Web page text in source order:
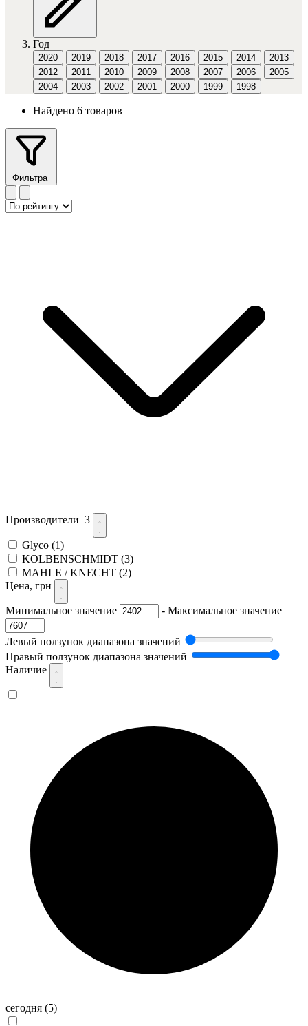
Год
2020 2019 2018 2017 2016 2015 2014
2013
2012
2011 2010 2009 2008 2007 2006
2005
2004
2003 2002 2001 2000 1999 1998
Найдено 6 товаров
Фильтра
Производители 3
Glyco (1)
KOLBENSCHMIDT (3)
MAHLE / KNECHT (2)
Цена, грн
Минимальное значение - Максимальное значение
Левый ползунок диапазона значений
Правый ползунок диапазона значений
Наличие
сегодня (5)